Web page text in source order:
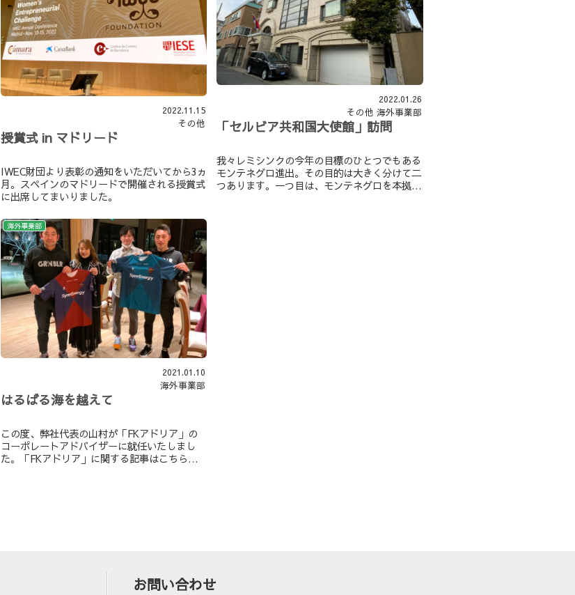
2022.11.15
その他
授賞式 in マドリード
IWEC財団より表彰の通知をいただいてから3ヵ
月。スペインのマドリードで開催される授賞式
に出席してまいりました。
2022.01.26
その他 海外事業部
「セルビア共和国大使館」訪問
我々レミシンクの今年の目標のひとつでもある
モンテネグロ進出。その目的は大きく分けて二
つあります。一つ目は、モンテネグロを本拠地
海外事業部
2021.01.10
海外事業部
はるばる海を越えて
この度、弊社代表の山村が「FKアドリア」の
コーポレートアドバイザーに就任いたしまし
た。「FKアドリア」に関する記事はこちらか
お問い合わせ